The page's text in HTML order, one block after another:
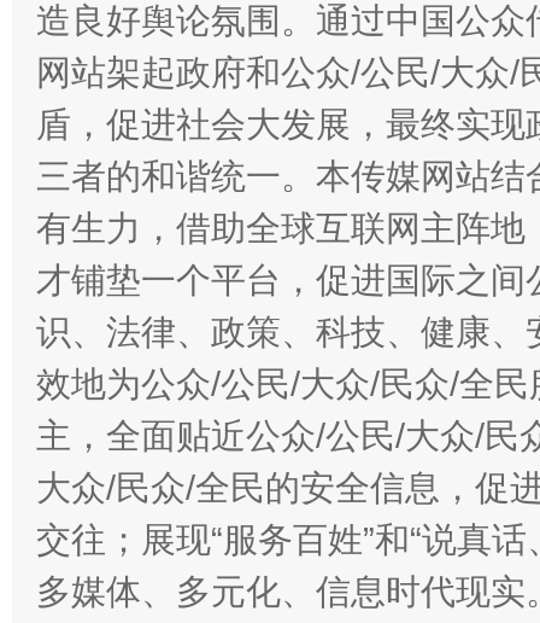
造良好舆论氛围。通过中国公
网站架起政府和公众/公民/大众
盾，促进社会大发展，最终实
三者的和谐统一。本传媒网站
有生力，借助全球互联网主阵
才铺垫一个平台，促进国际之
识、法律、政策、科技、健康
效地为公众/公民/大众/民众/全
主，全面贴近公众/公民/大众/民
大众/民众/全民的安全信息，促
交往；展现“服务百姓”和“说真
多媒体、多元化、信息时代现实